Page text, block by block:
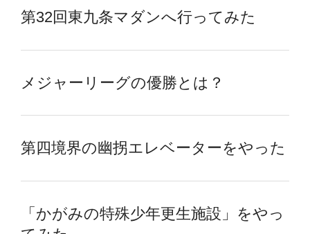
第32回東九条マダンへ行ってみた
メジャーリーグの優勝とは？
第四境界の幽拐エレベーターをやった
「かがみの特殊少年更生施設」をやっ